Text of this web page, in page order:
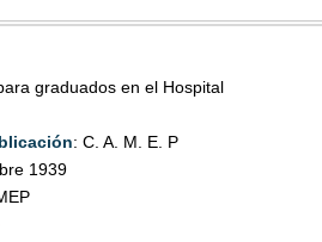
graduados en el Hospital
: C. A. M. E. P
1939